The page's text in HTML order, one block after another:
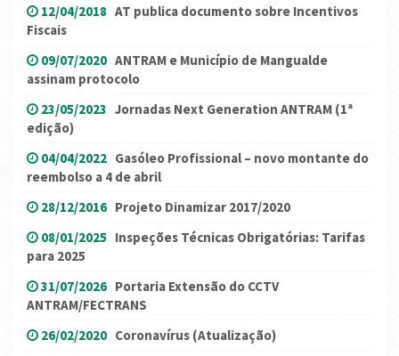
12/04/2018 AT publica documento sobre Incentivos
Fiscais
09/07/2020 ANTRAM e Município de Mangualde
assinam protocolo
23/05/2023 Jornadas Next Generation ANTRAM (1ª
edição)
04/04/2022 Gasóleo Profissional – novo montante do
reembolso a 4 de abril
28/12/2016 Projeto Dinamizar 2017/2020
08/01/2025 Inspeções Técnicas Obrigatórias: Tarifas
para 2025
31/07/2026 Portaria Extensão do CCTV
ANTRAM/FECTRANS
26/02/2020 Coronavírus (Atualização)